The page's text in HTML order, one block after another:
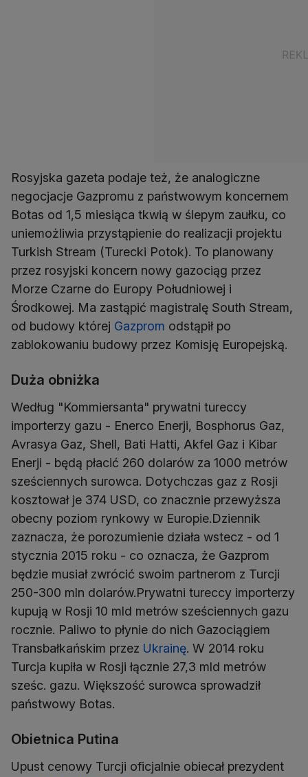
Rosyjska gazeta podaje też, że analogiczne
negocjacje Gazpromu z państwowym koncernem
Botas od 1,5 miesiąca tkwią w ślepym zaułku, co
uniemożliwia przystąpienie do realizacji projektu
Turkish Stream (Turecki Potok). To planowany
przez rosyjski koncern nowy gazociąg przez
Morze Czarne do Europy Południowej i
Środkowej. Ma zastąpić magistralę South Stream,
od budowy której Gazprom odstąpił po
zablokowaniu budowy przez Komisję Europejską.
Duża obniżka
Według "Kommiersanta" prywatni tureccy
importerzy gazu - Enerco Enerji, Bosphorus Gaz,
Avrasya Gaz, Shell, Bati Hatti, Akfel Gaz i Kibar
Enerji - będą płacić 260 dolarów za 1000 metrów
sześciennych surowca. Dotychczas gaz z Rosji
kosztował je 374 USD, co znacznie przewyższa
obecny poziom rynkowy w Europie.Dziennik
zaznacza, że porozumienie działa wstecz - od 1
stycznia 2015 roku - co oznacza, że Gazprom
będzie musiał zwrócić swoim partnerom z Turcji
250-300 mln dolarów.Prywatni tureccy importerzy
kupują w Rosji 10 mld metrów sześciennych gazu
rocznie. Paliwo to płynie do nich Gazociągiem
Transbałkańskim przez Ukrainę. W 2014 roku
Turcja kupiła w Rosji łącznie 27,3 mld metrów
sześc. gazu. Większość surowca sprowadził
państwowy Botas.
Obietnica Putina
Upust cenowy Turcji oficjalnie obiecał prezydent